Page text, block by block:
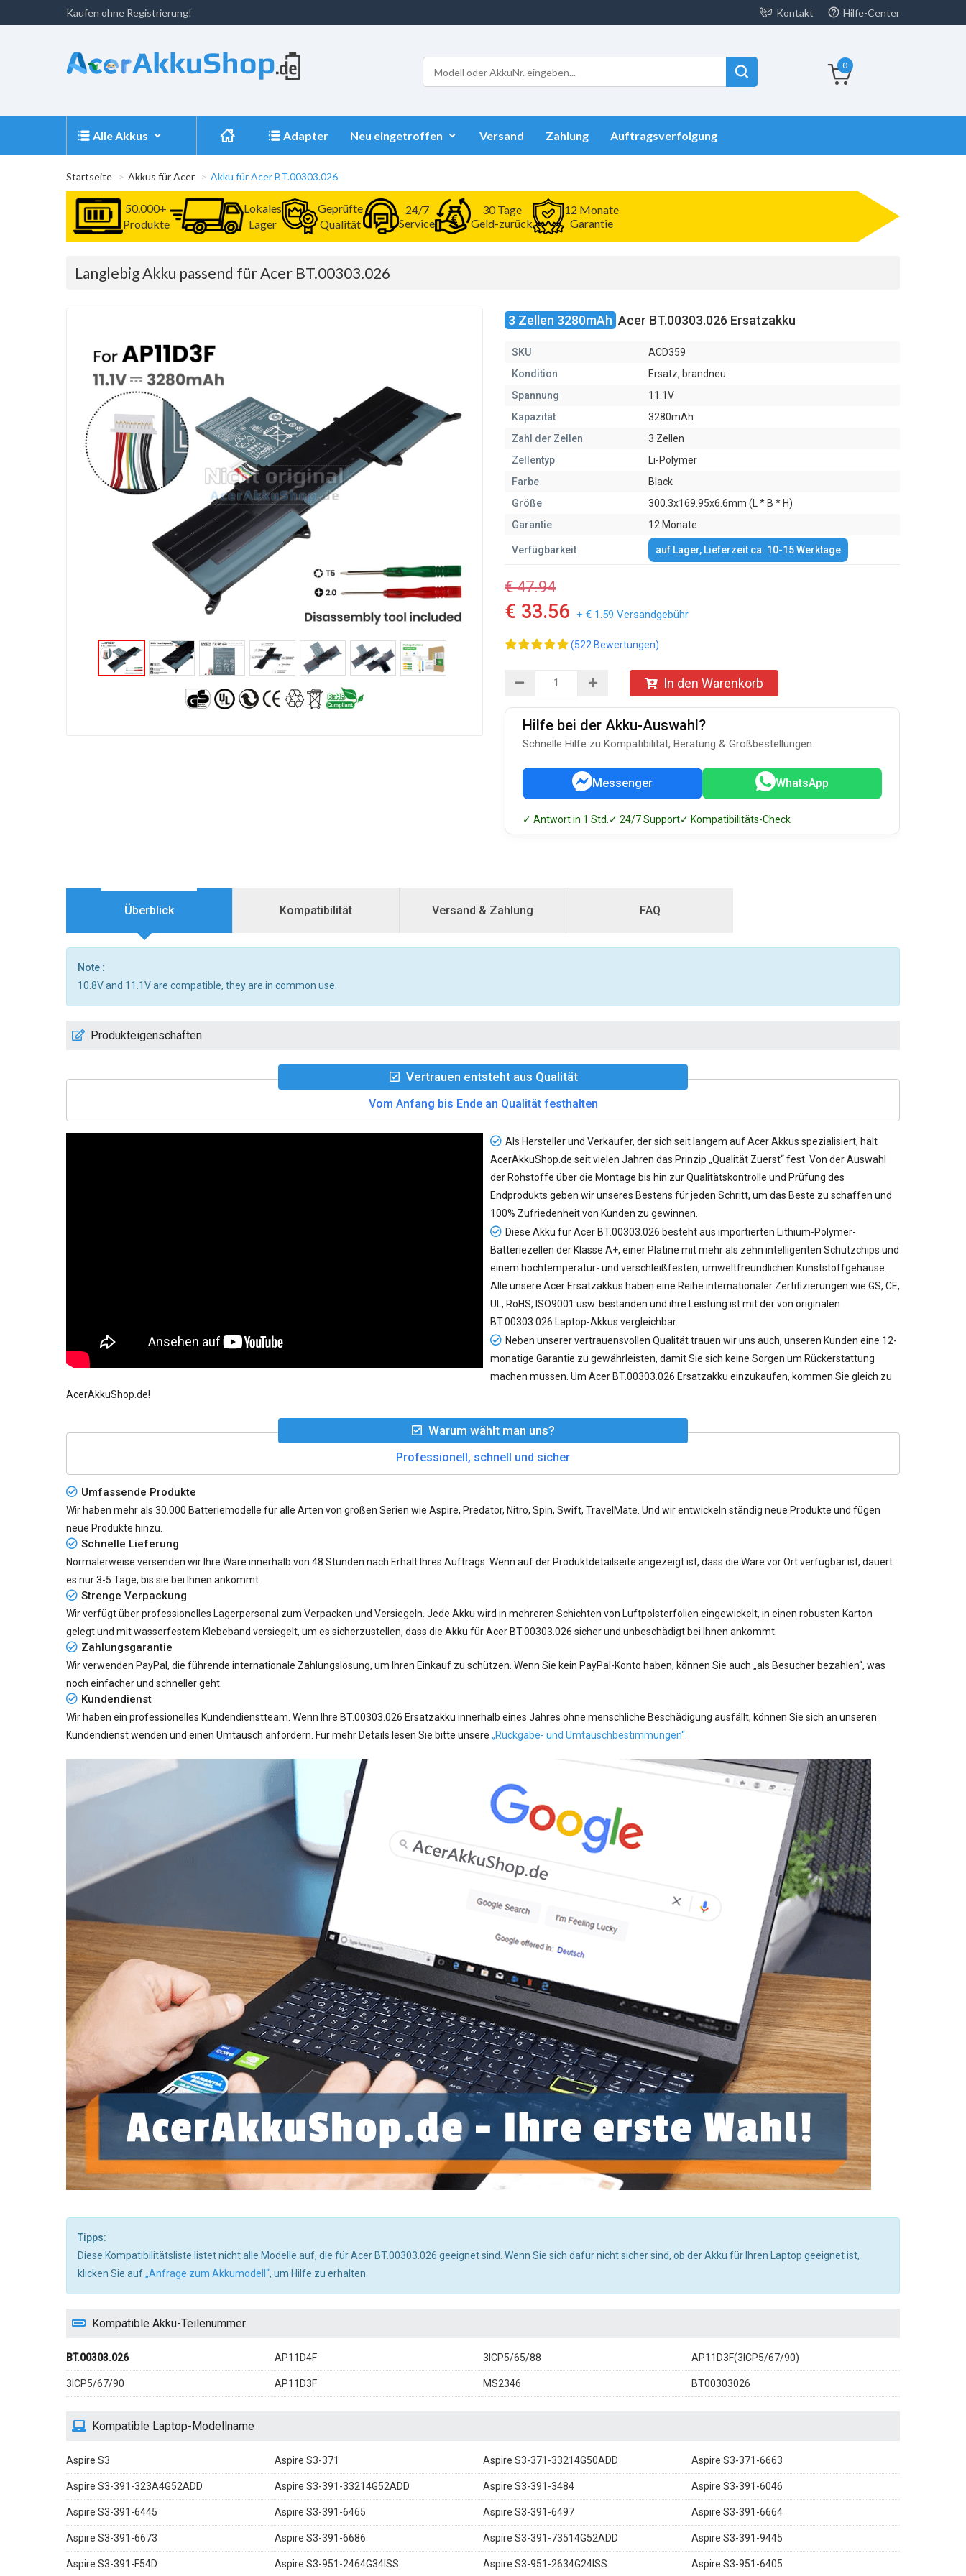
Kaufen ohne Registrierung! Kontakt Hilfe-Center
0
Alle Akkus Adapter Neu eingetroffen Versand Zahlung Auftragsverfolgung
Startseite Akkus für Acer Akku für Acer BT.00303.026
50.000+
Produkte
Lokales
Lager
Geprüfte
Qualität
24/7
Service
30 Tage
Geld-zurück
12 Monate
Garantie
Langlebig Akku passend für Acer BT.00303.026
3 Zellen 3280mAh Acer BT.00303.026 Ersatzakku
SKU
ACD359
Kondition
Ersatz, brandneu
Spannung
11.1V
Kapazität
3280mAh
Zahl der Zellen
3 Zellen
Zellentyp
Li-Polymer
Farbe
Black
Größe
300.3x169.95x6.6mm (L * B * H)
Garantie
12 Monate
Verfügbarkeit auf Lager, Lieferzeit ca. 10-15 Werktage
€ 47.94
€ 33.56 + € 1.59 Versandgebühr
(522 Bewertungen)
In den Warenkorb
Hilfe bei der Akku-Auswahl?
Schnelle Hilfe zu Kompatibilität, Beratung & Großbestellungen.
Messenger WhatsApp
✓ Antwort in 1 Std. ✓ 24/7 Support✓ Kompatibilitäts-Check
Überblick Kompatibilität Versand & Zahlung FAQ
Note :
10.8V and 11.1V are compatible, they are in common use.
Produkteigenschaften
Vertrauen entsteht aus Qualität
Vom Anfang bis Ende an Qualität festhalten
Als Hersteller und Verkäufer, der sich seit langem auf Acer Akkus spezialisiert, hält
AcerAkkuShop.de seit vielen Jahren das Prinzip „Qualität Zuerst“ fest. Von der Auswahl
der Rohstoffe über die Montage bis hin zur Qualitätskontrolle und Prüfung des
Endprodukts geben wir unseres Bestens für jeden Schritt, um das Beste zu schaffen und
100% Zufriedenheit von Kunden zu gewinnen.
Diese Akku für Acer BT.00303.026 besteht aus importierten Lithium-Polymer-
Batteriezellen der Klasse A+, einer Platine mit mehr als zehn intelligenten Schutzchips und
einem hochtemperatur- und verschleißfesten, umweltfreundlichen Kunststoffgehäuse.
Alle unsere Acer Ersatzakkus haben eine Reihe internationaler Zertifizierungen wie GS, CE,
UL, RoHS, ISO9001 usw. bestanden und ihre Leistung ist mit der von originalen
BT.00303.026 Laptop-Akkus vergleichbar.
Neben unserer vertrauensvollen Qualität trauen wir uns auch, unseren Kunden eine 12-
monatige Garantie zu gewährleisten, damit Sie sich keine Sorgen um Rückerstattung
machen müssen. Um Acer BT.00303.026 Ersatzakku einzukaufen, kommen Sie gleich zu
AcerAkkuShop.de!
Warum wählt man uns?
Professionell, schnell und sicher
Umfassende Produkte
Wir haben mehr als 30.000 Batteriemodelle für alle Arten von großen Serien wie Aspire, Predator, Nitro, Spin, Swift, TravelMate. Und wir entwickeln ständig neue Produkte und fügen
neue Produkte hinzu.
Schnelle Lieferung
Normalerweise versenden wir Ihre Ware innerhalb von 48 Stunden nach Erhalt Ihres Auftrags. Wenn auf der Produktdetailseite angezeigt ist, dass die Ware vor Ort verfügbar ist, dauert
es nur3-5 Tage, bis sie bei Ihnen ankommt.
Strenge Verpackung
Wir verfügt über professionelles Lagerpersonal zum Verpacken und Versiegeln. Jede Akku wird in mehreren Schichten von Luftpolsterfolien eingewickelt, in einen robusten Karton
gelegt und mit wasserfestem Klebeband versiegelt, um es sicherzustellen, dass die Akku für Acer BT.00303.026 sicher und unbeschädigt bei Ihnen ankommt.
Zahlungsgarantie
Wir verwenden PayPal, die führende internationale Zahlungslösung, um Ihren Einkauf zu schützen. Wenn Sie kein PayPal-Konto haben, können Sie auch „als Besucher bezahlen“, was
noch einfacher und schneller geht.
Kundendienst
Wir haben ein professionelles Kundendienstteam. Wenn Ihre BT.00303.026 Ersatzakku innerhalb eines Jahres ohne menschliche Beschädigung ausfällt, können Sie sich an unseren
Kundendienst wenden und einen Umtausch anfordern. Für mehr Details lesen Sie bitte unsere „Rückgabe- und Umtauschbestimmungen“
Tipps:
Diese Kompatibilitätsliste listet nicht alle Modelle auf, die für Acer BT.00303.026 geeignet sind. Wenn Sie sich dafür nicht sicher sind, ob der Akku für Ihren Laptop geeignet ist,
klicken Sie auf„Anfrage zum Akkumodell“, um Hilfe zu erhalten.
Kompatible Akku-Teilenummer
BT.00303.026 AP11D4F 3ICP5/65/88 AP11D3F(3ICP5/67/90)
3ICP5/67/90 AP11D3F MS2346 BT00303026
Kompatible Laptop-Modellname
Aspire S3 Aspire S3-371 Aspire S3-371-33214G50ADD Aspire S3-371-6663
Aspire S3-391-323A4G52ADD Aspire S3-391-33214G52ADD Aspire S3-391-3484 Aspire S3-391-6046
Aspire S3-391-6445 Aspire S3-391-6465 Aspire S3-391-6497 Aspire S3-391-6664
Aspire S3-391-6673 Aspire S3-391-6686 Aspire S3-391-73514G52ADD Aspire S3-391-9445
Aspire S3-391-F54D Aspire S3-951-2464G34ISS Aspire S3-951-2634G24ISS Aspire S3-951-6405